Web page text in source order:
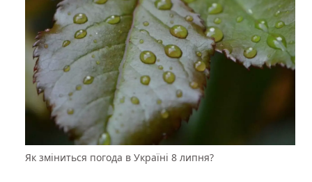
Як зміниться погода в Україні 8 липня?